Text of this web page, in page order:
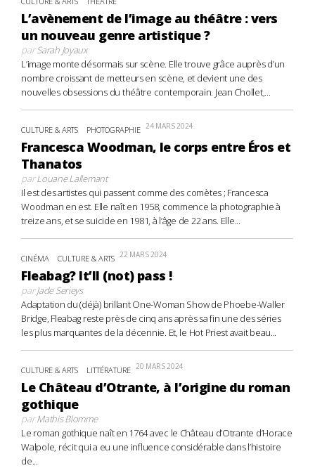
L’avènement de l’image au théâtre : vers
un nouveau genre artistique ?
parSarah Joyaux
L’image monte désormais sur scène. Elle trouve grâce auprès d’un
nombre croissant de metteurs en scène, et devient une des
nouvelles obsessions du théâtre contemporain. Jean Chollet,...
CULTURE & ARTS PHOTOGRAPHIE 24 MARS 2024
Francesca Woodman, le corps entre Éros et
Thanatos
parLouane Lallemant
Il est des artistes qui passent comme des comètes ; Francesca
Woodman en est. Elle naît en 1958, commence la photographie à
treize ans, et se suicide en 1981, à l’âge de 22 ans. Elle...
CINÉMA CULTURE & ARTS 22 MARS 2024
Fleabag? It’ll (not) pass !
parJade Serieys
Adaptation du (déjà) brillant One-Woman Show de Phoebe-Waller
Bridge, Fleabag reste près de cinq ans après sa fin une des séries
les plus marquantes de la décennie. Et, le Hot Priest avait beau...
CULTURE & ARTS LITTÉRATURE 20 MARS 2024
Le Château d’Otrante, à l’origine du roman
gothique
parMathis Blomme
Le roman gothique naît en 1764 avec le Château d’Otrante d’Horace
Walpole, récit qui a eu une influence considérable dans l’histoire
de...